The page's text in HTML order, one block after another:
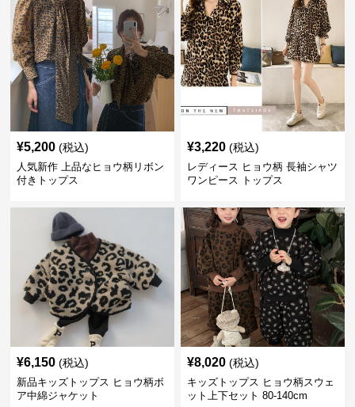
¥5,200 (税込)
人気新作 上品なヒョウ柄リボン
付きトップス
¥3,220 (税込)
レディース ヒョウ柄 長袖シャツ
ワンピース トップス
¥6,150 (税込)
新品キッズトップス ヒョウ柄ボ
ア中綿ジャケット
¥8,020 (税込)
キッズトップス ヒョウ柄スウェ
ット上下セット 80-140cm